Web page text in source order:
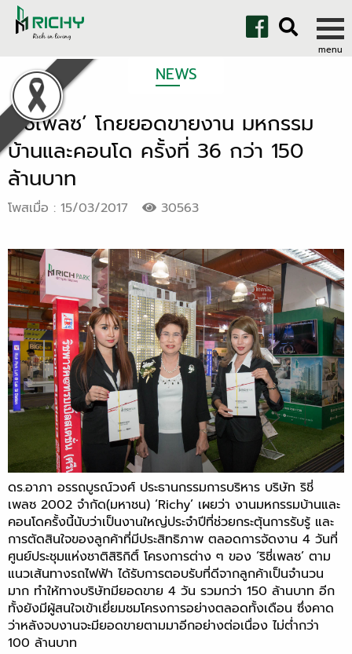
NEWS
‘ริชี่เพลซ’ โกยยอดขายงาน มหกรรม
บ้านและคอนโด ครั้งที่ 36 กว่า 150
ล้านบาท
โพสเมื่อ : 15/03/2017 30563
ดร.อาภา อรรถบูรณ์วงศ์ ประธานกรรมการบริหาร บริษัท ริชี่
เพลซ 2002 จำกัด(มหาชน) ‘Richy’ เผยว่า งานมหกรรมบ้านและ
คอนโดครั้งนี้นับว่าเป็นงานใหญ่ประจำปีที่ช่วยกระตุ้นการรับรู้ และ
การตัดสินใจของลูกค้าที่มีประสิทธิภาพ ตลอดการจัดงาน 4 วันที่
ศูนย์ประชุมแห่งชาติสิริกิติ์ โครงการต่าง ๆ ของ ‘ริชี่เพลซ’ ตาม
แนวเส้นทางรถไฟฟ้า ได้รับการตอบรับที่ดีจากลูกค้าเป็นจำนวน
มาก ทำให้ทางบริษัทมียอดขาย 4 วัน รวมกว่า 150 ล้านบาท อีก
ทั้งยังมีผู้สนใจเข้าเยี่ยมชมโครงการอย่างตลอดทั้งเดือน ซึ่งคาด
ว่าหลังจบงานจะมียอดขายตามมาอีกอย่างต่อเนื่อง ไม่ต่ำกว่า
100 ล้านบาท